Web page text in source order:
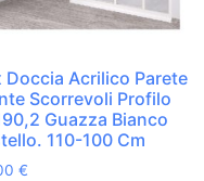
Doccia Acrilico Parete
Scorrevoli Profilo
Guazza Bianco
110-100 Cm
€